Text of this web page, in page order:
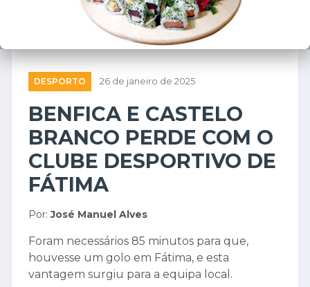
DESPORTO 26 de janeiro de 2025
BENFICA E CASTELO
BRANCO PERDE COM O
CLUBE DESPORTIVO DE
FÁTIMA
Por:José Manuel Alves
Foram necessários 85 minutos para que,
houvesse um golo em Fátima, e esta
vantagem surgiu para a equipa local.